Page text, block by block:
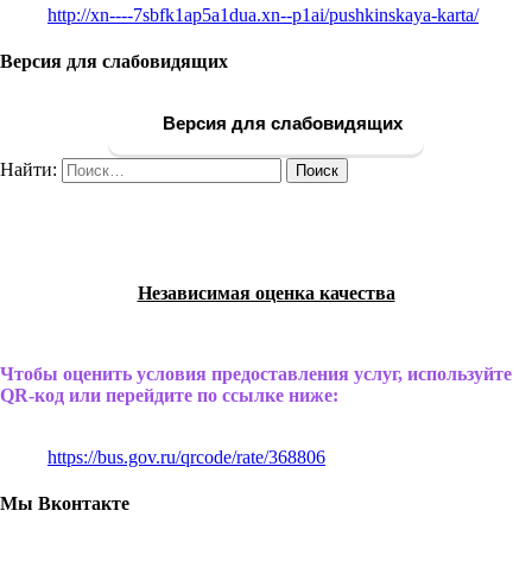
http://xn----7sbfk1ap5a1dua.xn--p1ai/pushkinskaya-karta/
Версия для слабовидящих
Версия для слабовидящих
Найти:
Независимая оценка качества
Чтобы оценить условия предоставления услуг, используйте
QR-код или перейдите по ссылке ниже:
https://bus.gov.ru/qrcode/rate/368806
Мы Вконтакте